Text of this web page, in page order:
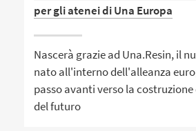
per gli atenei di Una Europa
Nascerà grazie ad Una.Resin, il
nato all'interno dell'alleanza
passo avanti verso la
del futuro